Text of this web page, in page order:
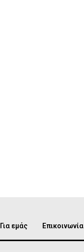
Για εμάς Επικοινωνία